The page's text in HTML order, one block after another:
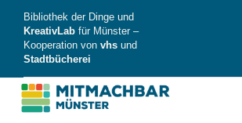
content
Bibliothek der Dinge und
KreativLab für Münster –
Kooperation von vhs und
Stadtbücherei